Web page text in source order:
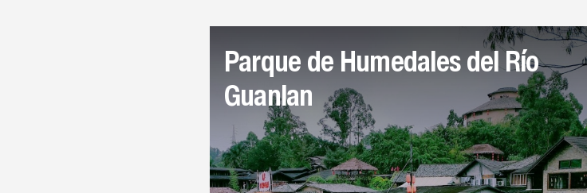
Parque de Humedales del Río
Guanlan